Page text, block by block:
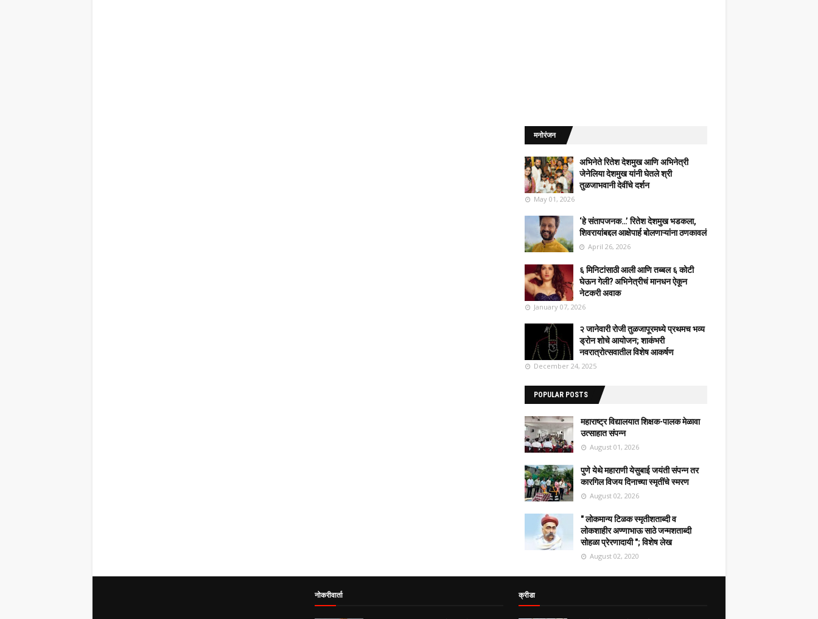
मनोरंजन
अभिनेते रितेश देशमुख आणि अभिनेत्री
जेनेलिया देशमुख यांनी घेतले श्री
तुळजाभवानी देवींचे दर्शन
May 01, 2026
‘हे संतापजनक…’ रितेश देशमुख भडकला,
शिवरायांबद्दल आक्षेपार्ह बोलणाऱ्यांना ठणकावलं
April 26, 2026
६ मिनिटांसाठी आली आणि तब्बल ६ कोटी
घेऊन गेली? अभिनेत्रीचं मानधन ऐकून
नेटकरी अवाक
January 07, 2026
२ जानेवारी रोजी तुळजापूरमध्ये प्रथमच भव्य
ड्रोन शोचे आयोजन; शाकंभरी
नवरात्रोत्सवातील विशेष आकर्षण
December 24, 2025
POPULAR POSTS
महाराष्ट्र विद्यालयात शिक्षक-पालक मेळावा
उत्साहात संपन्न
August 01, 2026
पुणे येथे महाराणी येसुबाई जयंती संपन्न तर
कारगिल विजय दिनाच्या स्मृतींचे स्मरण
August 02, 2026
" लोकमान्य टिळक स्मृतीशताब्दी व
लोकशाहीर अण्णाभाऊ साठे जन्मशताब्दी
सोहळा प्रेरणादायी "; विशेष लेख
August 02, 2020
नोकरीवार्ता क्रीडा